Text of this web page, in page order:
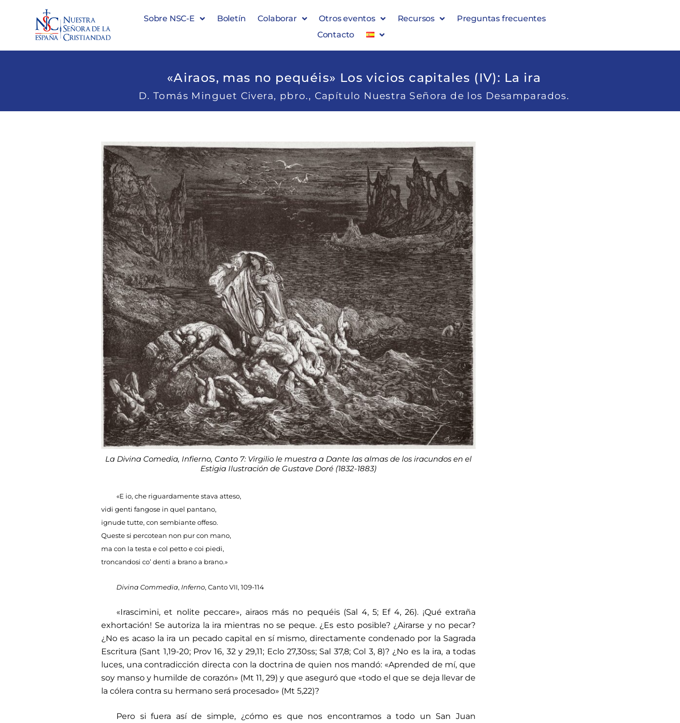
Sobre NSC-E Boletín Colaborar Otros eventos Recursos
Preguntas frecuentes
Contacto
«Airaos, mas no pequéis» Los vicios capitales (IV): La ira
D. Tomás Minguet Civera, pbro., Capítulo Nuestra Señora de los Desamparados.
La Divina Comedia, Infierno, Canto 7: Virgilio le muestra a Dante las almas de los iracundos en el
Estigia Ilustración de Gustave Doré (1832-1883)
«E io, che riguardamente stava atteso,
vidi genti fangose in quel pantano,
ignude tutte, con sembiante offeso.
Queste si percotean non pur con mano,
ma con la testa e col petto e coi piedi,
troncandosi co’ denti a brano a brano.»
Divina Commedia, Inferno, Canto VII, 109-114
«Irascimini, et nolite peccare», airaos más no pequéis (Sal 4, 5; Ef 4, 26). ¡Qué extraña
exhortación! Se autoriza la ira mientras no se peque. ¿Es esto posible? ¿Airarse y no pecar?
¿No es acaso la ira un pecado capital en sí mismo, directamente condenado por la Sagrada
Escritura (Sant 1,19-20; Prov 16, 32 y 29,11; Eclo 27,30ss; Sal 37,8; Col 3, 8)? ¿No es la ira, a todas
luces, una contradicción directa con la doctrina de quien nos mandó: «Aprended de mí, que
soy manso y humilde de corazón» (Mt 11, 29) y que aseguró que «todo el que se deja llevar de
la cólera contra su hermano será procesado» (Mt 5,22)?
Pero si fuera así de simple, ¿cómo es que nos encontramos a todo un San Juan